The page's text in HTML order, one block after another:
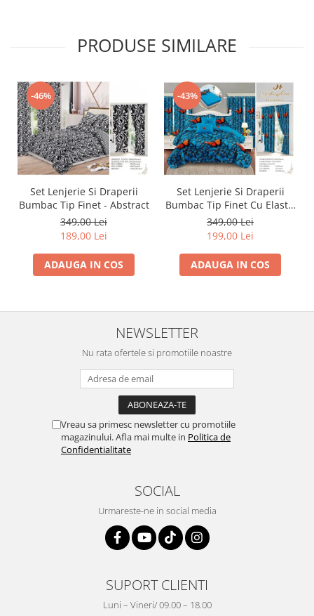
PRODUSE SIMILARE
-46%
Set Lenjerie Si Draperii
Bumbac Tip Finet - Abstract
349,00 Lei
189,00 Lei
ADAUGA IN COS
-43%
Set Lenjerie Si Draperii
Bumbac Tip Finet Cu Elastic
- Dansul Fluturilor
349,00 Lei
199,00 Lei
ADAUGA IN COS
NEWSLETTER
Nu rata ofertele si promotiile noastre
Vreau sa primesc newsletter cu promotiile
magazinului. Afla mai multe in Politica de
Confidentialitate
SOCIAL
Urmareste-ne in social media
SUPORT CLIENTI
Luni – Vineri/ 09.00 – 18.00